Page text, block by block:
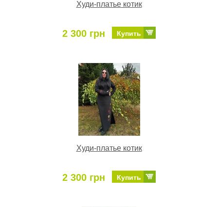
Худи-платье котик
2 300 грн Купить
Худи-платье котик
2 300 грн Купить